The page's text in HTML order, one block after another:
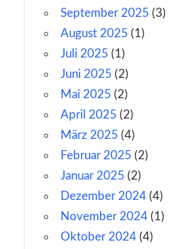
September 2025 (3)
August 2025 (1)
Juli 2025 (1)
Juni 2025 (2)
Mai 2025 (2)
April 2025 (2)
März 2025 (4)
Februar 2025 (2)
Januar 2025 (2)
Dezember 2024 (4)
November 2024 (1)
Oktober 2024 (4)